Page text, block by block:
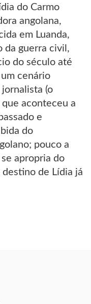
do Carmo
angolana,
em Luanda,
da guerra civil,
do século até
cenário
(o
aconteceu a
e
do
pouco a
apropria do
de Lídia já